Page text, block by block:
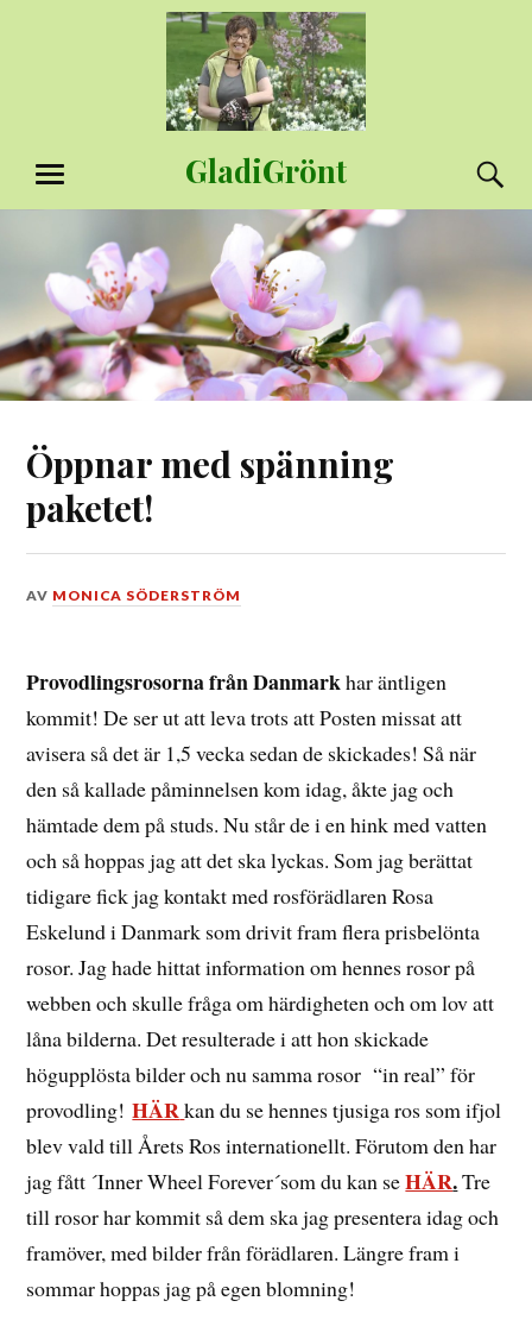
GladiGrönt
MENY
Öppnar med spänning
paketet!
DEN
2016
AV MONICA SÖDERSTRÖM
Provodlingsrosorna från Danmarkhar äntligen
kommit! De ser ut att leva trots att Posten missat att
avisera så det är 1,5 vecka sedan de skickades! Så när
den så kallade påminnelsen kom idag, åkte jag och
hämtade dem på studs. Nu står de i en hink med vatten
och så hoppas jag att det ska lyckas. Som jag berättat
tidigare fick jag kontakt med rosförädlaren Rosa
Eskelund i Danmark som drivit fram flera prisbelönta
rosor. Jag hade hittat information om hennes rosor på
webben och skulle fråga om härdigheten och om lov att
låna bilderna. Det resulterade i att hon skickade
högupplösta bilder och nu samma rosor “in real” för
provodling!HÄRkan du se hennes tjusiga ros som ifjol
blev vald till Årets Ros internationellt. Förutom den har
jag fått ´Inner Wheel Forever´som du kan seHÄR.Tre
till rosor har kommit så dem ska jag presentera idag och
framöver, med bilder från förädlaren. Längre fram i
sommar hoppas jag på egen blomning!